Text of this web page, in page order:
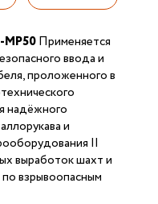
МР50Применяется
ввода и
проложенного в
надёжного
и
II
выработок шахт и
взрывоопасным